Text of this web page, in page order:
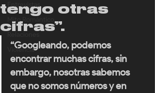
Entrevistas
Mito Romántico
Violencia
tengo otras
cifras”.
“Googleando, podemos
encontrar muchas cifras, sin
embargo, nosotras sabemos
que no somos números y en